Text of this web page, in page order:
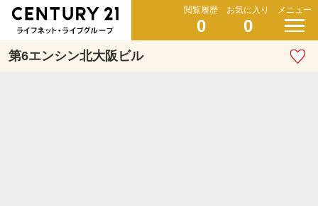
閲覧履歴
0
お気に入り
0
メニュー
第6エンシン北大阪ビル